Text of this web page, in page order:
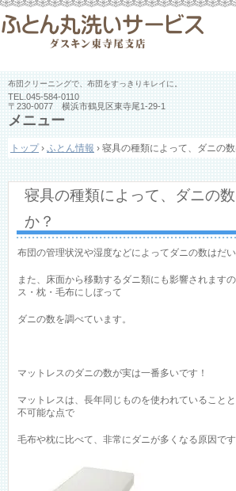
布団クリーニングで、布団をすっきりキレイに。
TEL. 045-584-0110
〒230-0077 横浜市鶴見区東寺尾1-29-1
メニュー
ン
キ
トップ › ふとん情報 › 寝具の種類によって、ダニの
寝具の種類によって、ダニの
か？
布団の管理状況や湿度などによってダニの数はだい
また、床面から移動するダニ類にも影響されます
ス・枕・毛布にしぼって
ダニの数を調べています。
マットレスのダニの数が実は一番多いです！
マットレスは、長年同じものを使われていること
不可能な点で
毛布や枕に比べて、非常にダニが多くなる原因です